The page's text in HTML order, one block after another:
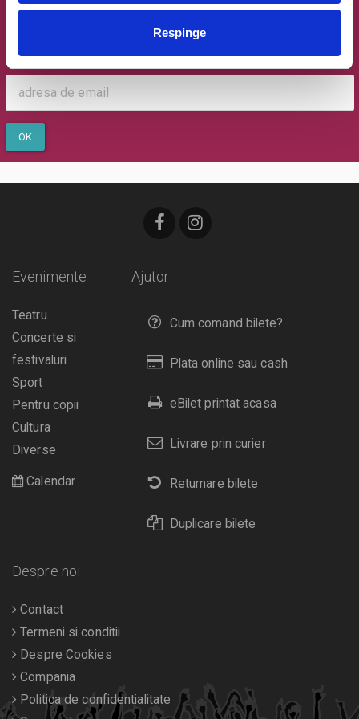
Respinge
evenimente.
OK
Ajutor
Cum comand bilete?
Plata online sau cash
eBilet printat acasa
Livrare prin curier
Returnare bilete
Duplicare bilete
Evenimente
Teatru
Concerte si
festivaluri
Sport
Pentru copii
Cultura
Diverse
Calendar
Despre noi
Contact
Termeni si conditii
Despre Cookies
Compania
Politica de confidentialitate